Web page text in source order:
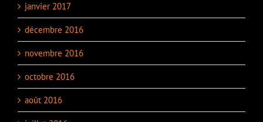
janvier 2017
décembre 2016
novembre 2016
octobre 2016
août 2016